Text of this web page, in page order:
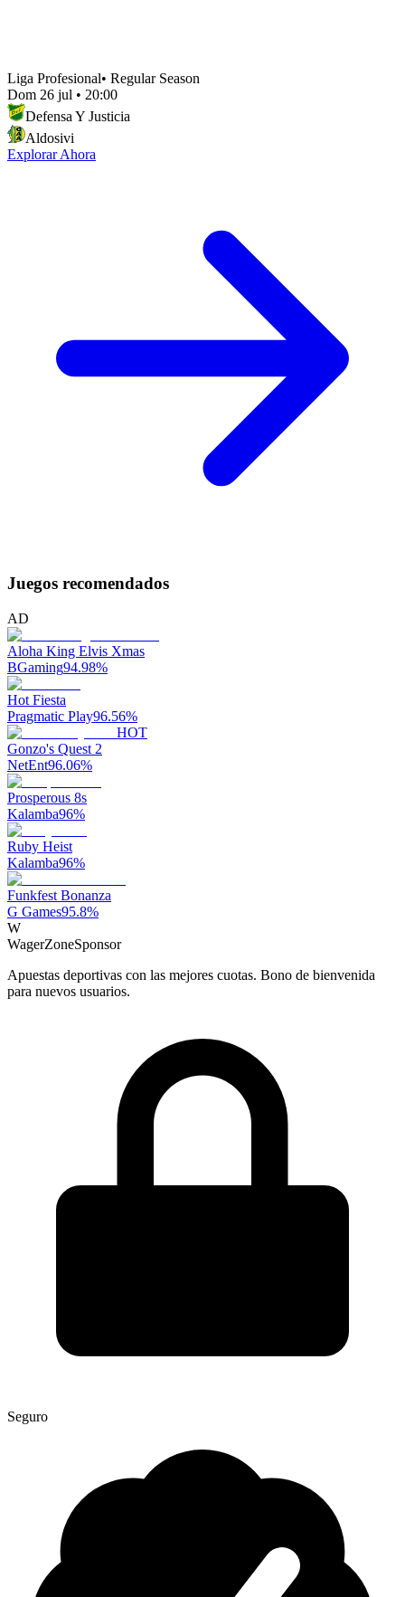
Liga Profesional• Regular Season
Dom 26 jul • 20:00
Defensa Y Justicia
Aldosivi
Explorar Ahora
Juegos recomendados
AD
Aloha King Elvis Xmas
BGaming94.98%
Hot Fiesta
Pragmatic Play96.56%
HOT
Gonzo's Quest 2
NetEnt96.06%
Prosperous 8s
Kalamba96%
Ruby Heist
Kalamba96%
Funkfest Bonanza
G Games95.8%
W
WagerZoneSponsor
Apuestas deportivas con las mejores cuotas. Bono de bienvenida
para nuevos usuarios.
Seguro